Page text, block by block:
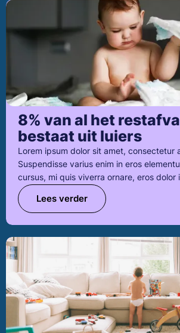
8% van al het
bestaat uit luiers
Lorem ipsum dolor sit amet, consectetur
Suspendisse varius enim in eros
cursus, mi quis viverra ornare, eros dolor
Lees verder